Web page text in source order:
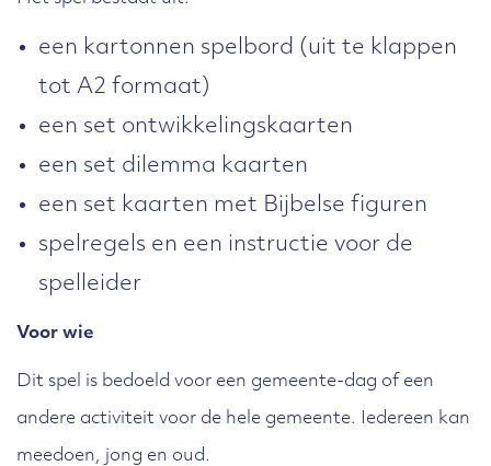
een kartonnen spelbord (uit te klappen
tot A2 formaat)
een set ontwikkelingskaarten
een set dilemma kaarten
een set kaarten met Bijbelse figuren
spelregels en een instructie voor de
spelleider
Voor wie
Dit spel is bedoeld voor een gemeente-dag of een
andere activiteit voor de hele gemeente. Iedereen kan
meedoen, jong en oud.